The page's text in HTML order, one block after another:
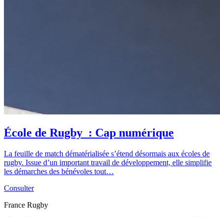
École de Rugby : Cap numérique
La feuille de match dématérialisée s’étend désormais aux écoles de
rugby. Issue d’un important travail de développement, elle simplifie
les démarches des bénévoles tout…
Consulter
France Rugby